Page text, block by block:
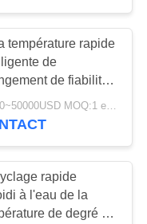
de
température rapide
de
de fiabilité
de chambre de
minute 225L ESS
rapide
à l'eau de la
de degré de